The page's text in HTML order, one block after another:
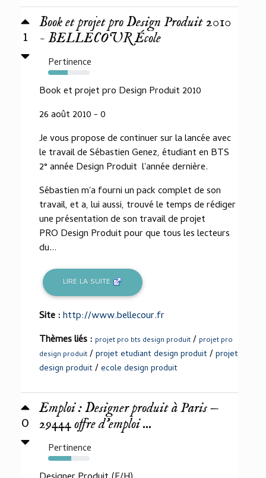
1
Book et projet pro Design Produit 2010
- BELLECOUR École
Pertinence
47%
Book et projet pro Design Produit 2010
26 août 2010 - 0
Je vous propose de continuer sur la lancée avec
le travail de Sébastien Genez, étudiant en BTS
2° année Design Produit l'année dernière.
Sébastien m'a fourni un pack complet de son
travail, et a, lui aussi, trouvé le temps de rédiger
une présentation de son travail de projet
PRO Design Produit pour que tous les lecteurs
du...
LIRE LA SUITE
Site :http://www.bellecour.fr
Thèmes liés : projet pro bts design produit / projet pro
design produit /projet etudiant design produit/projet
design produit/ecole design produit
0
Emploi : Designer produit à Paris —
29444 offre d'emploi ...
Pertinence
55%